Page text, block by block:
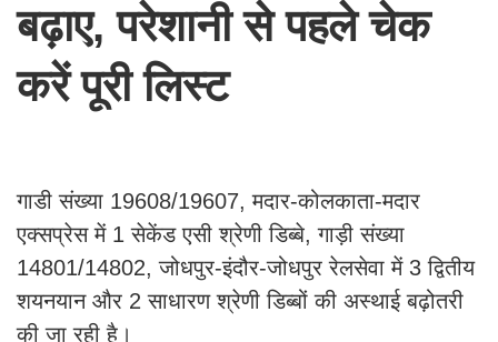
बढ़ाए, परेशानी से पहले चेक
करें पूरी लिस्ट
गाडी संख्या 19608/19607, मदार-कोलकाता-मदार
एक्सप्रेस में 1 सेकेंड एसी श्रेणी डिब्बे, गाड़ी संख्या
14801/14802, जोधपुर-इंदौर-जोधपुर रेलसेवा में 3 द्वितीय
शयनयान और 2 साधारण श्रेणी डिब्बों की अस्थाई बढ़ोतरी
की जा रही है।